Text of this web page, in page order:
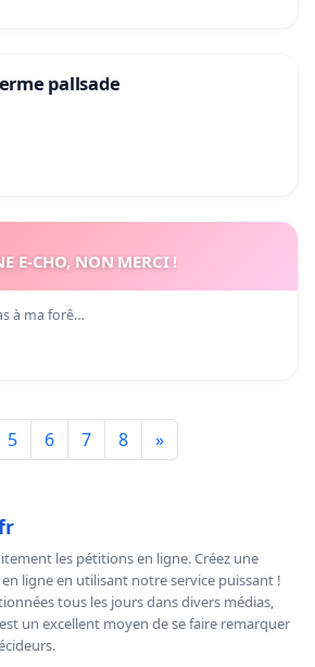
pallsade
E-CHO, NON MERCI !
à ma forê…
5 6 7 8 »
les pétitions en ligne. Créez une
ligne en utilisant notre service puissant !
tous les jours dans divers médias,
un excellent moyen de se faire remarquer